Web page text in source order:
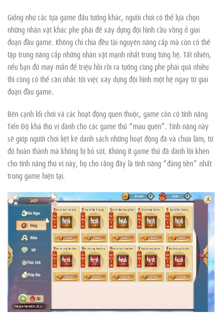
Giống như các tựa game đấu tướng khác, người chơi có thể lựa chọn
những nhân vật khác phe phái để xây dựng đội hình cầu vồng ở giai
đoạn đầu game. Không chỉ chia đều tài nguyên nâng cấp mà còn có thể
tập trung nâng cấp những nhân vật mạnh nhất trong từng hệ. Tất nhiên,
nếu bạn đủ may mắn để triệu hồi rồi ra tướng cùng phe phái quá nhiều
thì cũng có thể cân nhắc tới việc xây dựng đội hình một hệ ngay từ giai
đoạn đầu game.
Bên cạnh lối chơi và các hoạt động quen thuộc, game còn có tính năng
Tiến Độ khá thú vị dành cho các game thủ “mau quên”. Tính năng này
sẽ giúp người chơi liệt kê danh sách những hoạt động đã và chưa làm, từ
đó hoàn thành mà không bị bỏ sót. Không ít game thủ đã dành lời khen
cho tính năng thú vị này, họ cho rằng đây là tính năng “đáng tiền” nhất
trong game hiện tại.